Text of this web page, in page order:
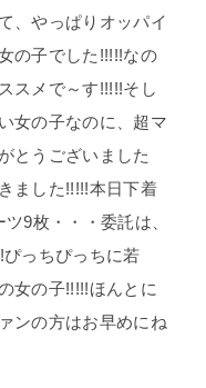
、やっぱりオッパイ
の子でした!!!!!なの
スメで～す!!!!!そし
女の子なのに、超マ
とうございました
ました!!!!!本日下着
9枚・・・委託は、
っちぴっちに若
女の子!!!!!ほんとに
ンの方はお早めにね